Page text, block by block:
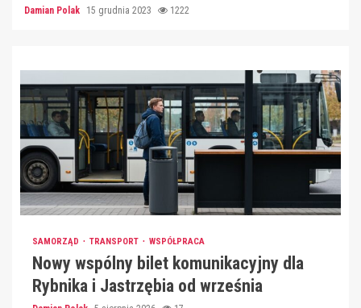
Damian Polak 15 grudnia 2023 1222
SAMORZĄD TRANSPORT WSPÓŁPRACA
Nowy wspólny bilet komunikacyjny dla
Rybnika i Jastrzębia od września